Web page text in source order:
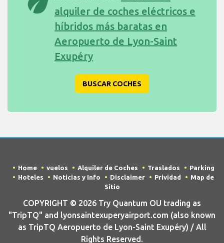
alquiler de coches eléctricos e
híbridos más baratas en
Aeropuerto de Lyon-Saint
Exupéry
BUSCAR COCHES
Home vuelos Alquiler de Coches Traslados
Parking
Hoteles
Noticias y Info Disclaimer Prividad
Map de
Sitio
COPYRIGHT © 2026 Try Quantum OU trading as
"TripTQ" and lyonsaintexuperyairport.com (also known
as TripTQ Aeropuerto de Lyon-Saint Exupéry) / All
Rights Reserved.